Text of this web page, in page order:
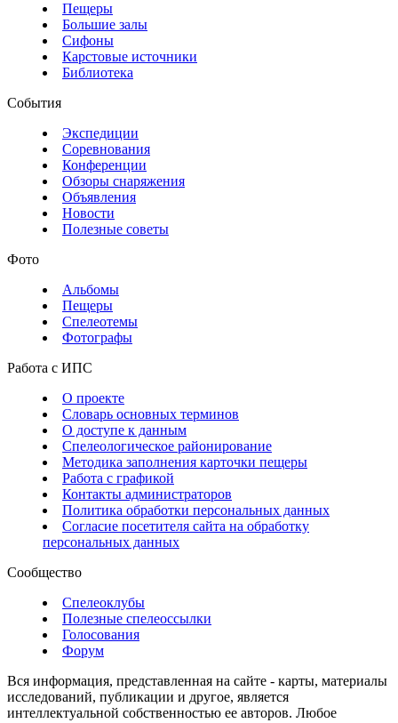
Пещеры
Большие залы
Сифоны
Карстовые источники
Библиотека
События
Экспедиции
Соревнования
Конференции
Обзоры снаряжения
Объявления
Новости
Полезные советы
Фото
Альбомы
Пещеры
Спелеотемы
Фотографы
Работа с ИПС
О проекте
Словарь основных терминов
О доступе к данным
Спелеологическое районирование
Методика заполнения карточки пещеры
Работа с графикой
Контакты администраторов
Политика обработки персональных данных
Согласие посетителя сайта на обработку
персональных данных
Сообщество
Спелеоклубы
Полезные спелеоссылки
Голосования
Форум
Вся информация, представленная на сайте - карты, материалы
исследований, публикации и другое, является
интеллектуальной собственностью ее авторов. Любое